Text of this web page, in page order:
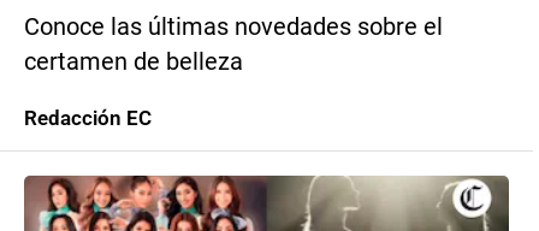
Conoce las últimas novedades sobre el
certamen de belleza
Redacción EC